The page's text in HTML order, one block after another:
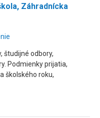
Záhradnícka
študijné odbory,
Podmienky prijatia,
školského roku,